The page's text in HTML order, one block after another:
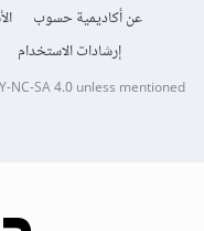
عن أكاديمية حسوب
إرشادات الاستخدام
NC-SA 4.0unless mentioned